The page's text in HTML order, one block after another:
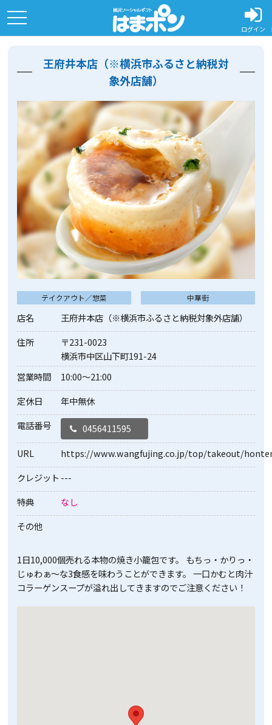
ログイン
toggle
navigation
王府井本店（※横浜市ふるさと納税対
象外店舗）
テイクアウト／惣菜 中華街
店名
王府井本店（※横浜市ふるさと納税対象外店舗）
住所
〒231-0023
横浜市中区山下町191-24
営業時間
10:00～21:00
定休日
年中無休
電話番号
0456411595
URL
https://www.wangfujing.co.jp/top/takeout/
クレジット ---
特典
なし
その他
1日10,000個売れる本物の焼き小籠包です。 もちっ・かりっ・
じゅわぁ～な3食感を味わうことができます。 一口かむと肉汁
コラーゲンスープが溢れ出してきますのでご注意ください！